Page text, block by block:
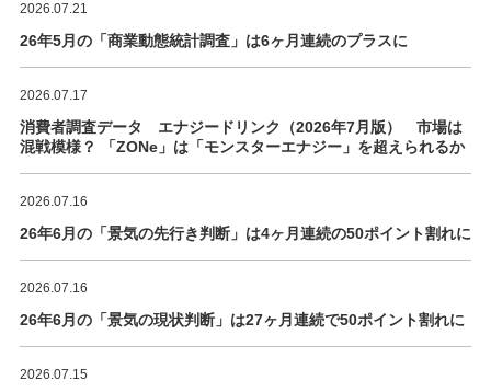
2026.07.21
26年5月の「商業動態統計調査」は6ヶ月連続のプラスに
2026.07.17
消費者調査データ エナジードリンク（2026年7月版） 市場は
混戦模様？ 「ZONe」は「モンスターエナジー」を超えられるか
2026.07.16
26年6月の「景気の先行き判断」は4ヶ月連続の50ポイント割れに
2026.07.16
26年6月の「景気の現状判断」は27ヶ月連続で50ポイント割れに
2026.07.15